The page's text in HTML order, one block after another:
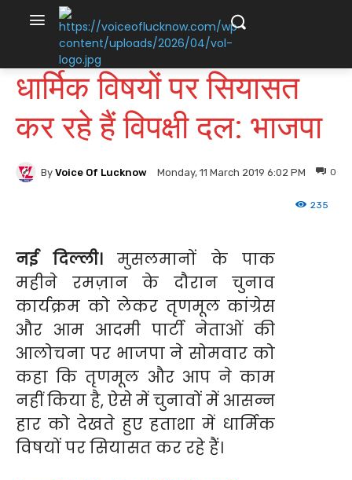
धार्मिक विषयों पर सियासत
कर रहे हैं विपक्षी दल: भाजपा
By Voice Of Lucknow Monday, 11 March 2019 6:02 PM 0
235
नई दिल्ली।मुसलमानों के पाक
महीने रमज़ान के दौरान चुनाव
कार्यक्रम को लेकर तृणमूल कांग्रेस
और आम आदमी पार्टी नेताओं की
आलोचना पर भाजपा ने सोमवार को
कहा कि तृणमूल और आप ने काम
नहीं किया है, ऐसे में चुनावों में आसन्न
हार को देखते हुए हताशा में धार्मिक
विषयों पर सियासत कर रहे हैं।